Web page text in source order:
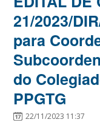
21/2023/
para
do
PPGTG
22/11/2023 11:37